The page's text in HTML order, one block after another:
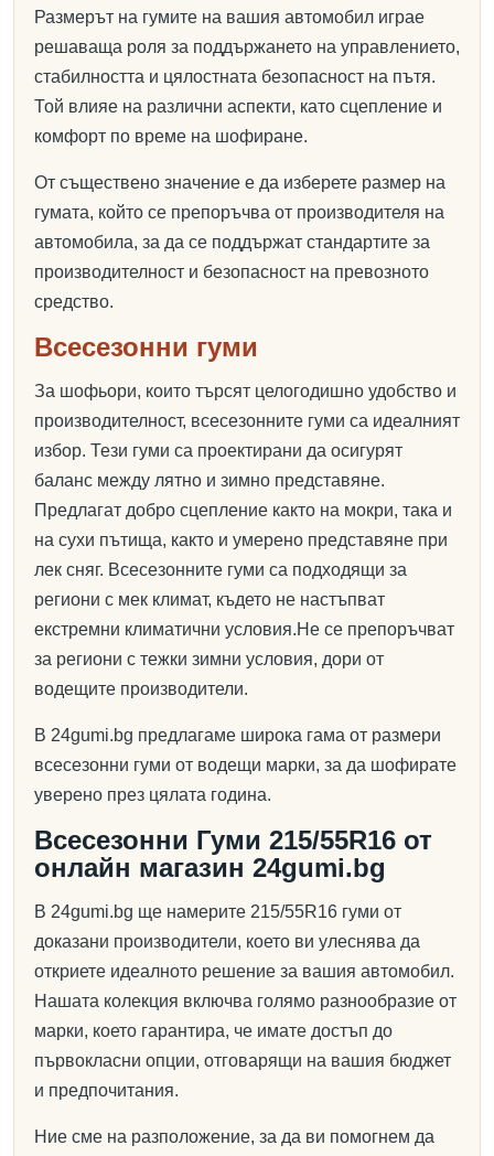
Размерът на гумите на вашия автомобил играе
решаваща роля за поддържането на управлението,
стабилността и цялостната безопасност на пътя.
Той влияе на различни аспекти, като сцепление и
комфорт по време на шофиране.
От съществено значение е да изберете размер на
гумата, който се препоръчва от производителя на
автомобила, за да се поддържат стандартите за
производителност и безопасност на превозното
средство.
Всесезонни гуми
За шофьори, които търсят целогодишно удобство и
производителност, всесезонните гуми са идеалният
избор. Тези гуми са проектирани да осигурят
баланс между лятно и зимно представяне.
Предлагат добро сцепление както на мокри, така и
на сухи пътища, както и умерено представяне при
лек сняг. Всесезонните гуми са подходящи за
региони с мек климат, където не настъпват
екстремни климатични условия.Не се препоръчват
за региони с тежки зимни условия, дори от
водещите производители.
В 24gumi.bg предлагаме широка гама от размери
всесезонни гуми от водещи марки, за да шофирате
уверено през цялата година.
Всесезонни Гуми 215/55R16 от
онлайн магазин 24gumi.bg
В 24gumi.bg ще намерите 215/55R16 гуми от
доказани производители, което ви улеснява да
откриете идеалното решение за вашия автомобил.
Нашата колекция включва голямо разнообразие от
марки, което гарантира, че имате достъп до
първокласни опции, отговарящи на вашия бюджет
и предпочитания.
Ние сме на разположение, за да ви помогнем да